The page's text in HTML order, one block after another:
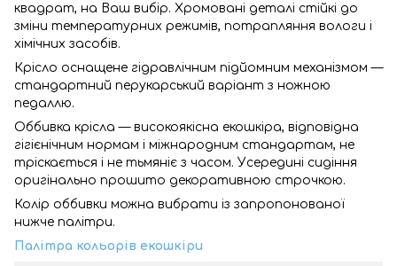
квадрат, на Ваш вибір. Хромовані деталі стійкі до
зміни температурних режимів, потрапляння вологи і
хімічних засобів.
Крісло оснащене гідравлічним підйомним механізмом —
стандартний перукарський варіант з ножною
педаллю.
Оббивка крісла — високоякісна екошкіра, відповідна
гігієнічним нормам і міжнародним стандартам, не
тріскається і не тьмяніє з часом. Усередині сидіння
оригінально прошито декоративною строчкою.
Колір оббивки можна вибрати із запропонованої
нижче палітри.
Палітра кольорів екошкіри